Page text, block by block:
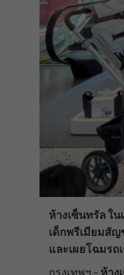
ห้างเซ็นทรัล ใ
เด็กพรีเมียมสัญ
และเผยโฉมรถ
กรุงเทพฯ – ห้าง